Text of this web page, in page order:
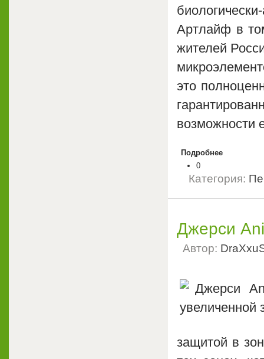
Артлайф в
жителей
это
возможности
Подробнее
0
Категория:
Джерси
Автор:
защитой в